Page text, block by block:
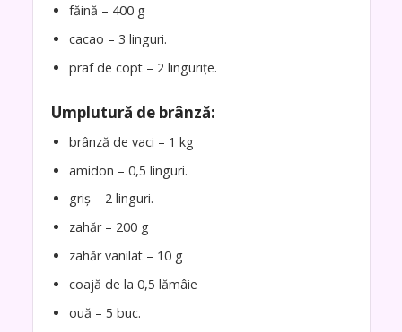
făină – 400 g
cacao – 3 linguri.
praf de copt – 2 lingurițe.
Umplutură de brânză:
brânză de vaci – 1 kg
amidon – 0,5 linguri.
griș – 2 linguri.
zahăr – 200 g
zahăr vanilat – 10 g
coajă de la 0,5 lămâie
ouă – 5 buc.